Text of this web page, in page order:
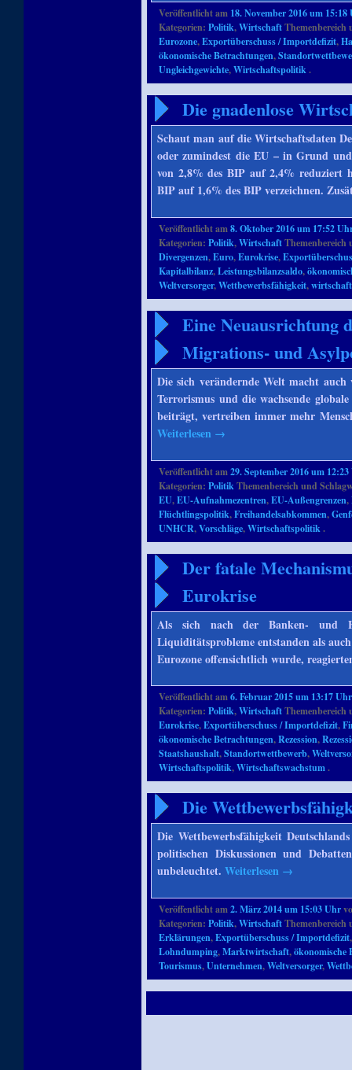
Veröffentlicht am 18. November 2016 um 15:18
Kategorien:Politik,Wirtschaft
Eurozone,Exportüberschuss / Importdefizit,
ökonomische Betrachtungen,
Ungleichgewichte,Wirtschaftspolitik.
Die gnadenlose
Schaut man auf die Wirtschaftsdaten
oder zumindest die EU – in Grund
von 2,8% des BIP auf 2,4% reduziert
BIP auf 1,6% des BIP verzeichnen.
Veröffentlicht am8. Oktober 2016 um 17:52
Kategorien:Politik,Wirtschaft
Divergenzen,Euro,Eurokrise,
Kapitalbilanz,Leistungsbilanzsaldo,
Weltversorger,Wettbewerbsfähigkeit,
Eine Neuausrichtung
Migrations- und
Die sich verändernde Welt macht
Terrorismus und die wachsende
beiträgt, vertreiben immer mehr
Weiterlesen →
Veröffentlicht am29. September 2016 um
Kategorien:PolitikThemenbereich und
EU,EU-Aufnahmezentren,EU-Außengrenzen,
Flüchtlingspolitik,Freihandelsabkommen,
UNHCR,Vorschläge,Wirtschaftspolitik.
Der fatale
Eurokrise
Als sich nach der Banken- und
Liquiditätsprobleme entstanden als
Eurozone offensichtlich wurde,
Veröffentlicht am6. Februar 2015 um 13:17 Uhr
Kategorien:Politik,Wirtschaft
Eurokrise,Exportüberschuss / Importdefizit,
ökonomische Betrachtungen,Rezession,
Staatshaushalt,Standortwettbewerb,
Wirtschaftspolitik,Wirtschaftswachstum.
Die
Die Wettbewerbsfähigkeit
politischen Diskussionen und
unbeleuchtet.Weiterlesen →
Veröffentlicht am2. März 2014 um 15:03 Uhr
Kategorien:Politik,Wirtschaft
Erklärungen,Exportüberschuss / Importdefizit
Lohndumping,Marktwirtschaft,ökonomische
Tourismus,Unternehmen,Weltversorger,